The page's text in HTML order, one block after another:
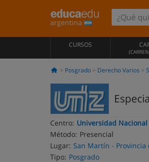
argentina
CURSOS
Posgrado Derecho Varios
Centro: Universidad
Método: Presencial
Lugar: San Martín - Provincia
Tipo: Posgrado